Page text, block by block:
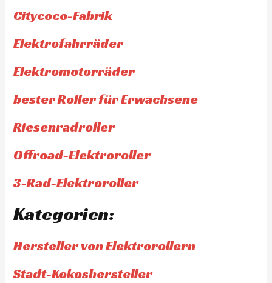
Citycoco-Fabrik
Elektrofahrräder
Elektromotorräder
bester Roller für Erwachsene
Riesenradroller
Offroad-Elektroroller
3-Rad-Elektroroller
Kategorien:
Hersteller von Elektrorollern
Stadt-Kokoshersteller